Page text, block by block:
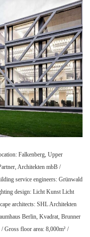
Falkenberg, Upper
Architekten mbB /
service engineers: Grünwald
design: Licht Kunst Licht
architects: SHL Architekten
Berlin, Kvadrat, Brunner
Gross floor area: 8,000m² /